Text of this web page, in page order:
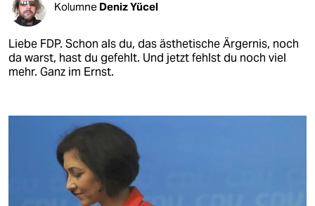
Kolumne Deniz Yücel
Liebe FDP. Schon als du, das ästhetische Ärgernis, noch
da warst, hast du gefehlt. Und jetzt fehlst du noch viel
mehr. Ganz im Ernst.